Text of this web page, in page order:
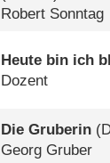
Robert Sonntag
Heute bin ich
Dozent
Die Gruberin (
Georg Gruber